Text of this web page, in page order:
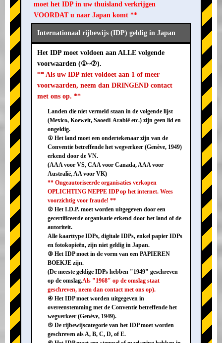
moet het IDP in uw thuisland verkrijgen
VOORDAT u naar Japan komt **
Internationaal rijbewijs (IDP) geldig in Japan
Het IDP moet voldoen aan ALLE volgende
voorwaarden (①~⑦).
** Als uw IDP niet voldoet aan 1 of meer
voorwaarden, neem dan DRINGEND contact
met ons op. **
Landen die niet vermeld staan in de volgende lijst
(Mexico, Koeweit, Saoedi-Arabië etc.) zijn geen lid en
ongeldig.
① Het land moet een ondertekenaar zijn van de
Conventie betreffende het wegverkeer (Genève, 1949)
erkend door de VN.
(AAA voor VS, CAA voor Canada, AAA voor
Australië, AA voor VK)
** Ongeautoriseerde organisaties verkopen
OPLICHTING NEPPE IDP op het internet. Wees
voorzichtig voor fraude! **
② Het I.D.P. moet worden uitgegeven door een
gecertificeerde organisatie erkend door het land of de
autoriteit.
Alle kaarttype IDPs, digitale IDPs, enkel papier IDPs
en fotokopieën, zijn niet geldig in Japan.
③ Het IDP moet in de vorm van een PAPIEREN
BOEKJE zijn.
(De meeste geldige IDPs hebben "1949" geschreven
op de omslag.Als "1968" op de omslag staat
geschreven, neem dan contact met ons op).
④ Het IDP moet worden uitgegeven in
overeenstemming met de Conventie betreffende het
wegverkeer (Genève, 1949).
⑤ De rijbewijscategorie van het IDP moet worden
geschreven als A, B, C, D, of E.